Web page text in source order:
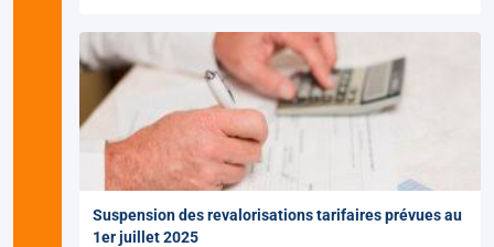
Suspension des revalorisations tarifaires prévues au
1er juillet 2025